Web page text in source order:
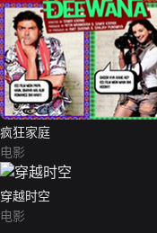
疯狂家庭
电影
穿越时空
电影